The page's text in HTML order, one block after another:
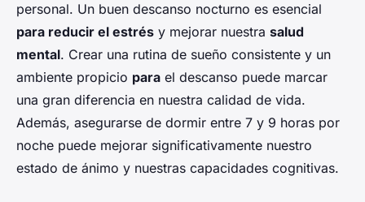
personal. Un buen descanso nocturno es esencial
para reducir el estrés y mejorar nuestra salud
mental. Crear una rutina de sueño consistente y un
ambiente propicio para el descanso puede marcar
una gran diferencia en nuestra calidad de vida.
Además, asegurarse de dormir entre 7 y 9 horas por
noche puede mejorar significativamente nuestro
estado de ánimo y nuestras capacidades cognitivas.